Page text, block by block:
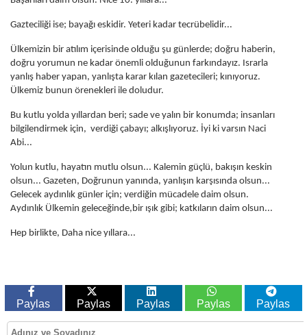
Gazteciliği ise; bayağı eskidir. Yeteri kadar tecrübelidir...
Ülkemizin bir atılım içerisinde olduğu şu günlerde; doğru haberin,
doğru yorumun ne kadar önemli olduğunun farkındayız. Israrla
yanlış haber yapan, yanlışta karar kılan gazetecileri; kınıyoruz.
Ülkemiz bunun örenekleri ile doludur.
Bu kutlu yolda yıllardan beri; sade ve yalın bir konumda; insanları
bilgilendirmek için, verdiği çabayı; alkışlıyoruz. İyi ki varsın Naci
Abi...
Yolun kutlu, hayatın mutlu olsun... Kalemin güçlü, bakışın keskin
olsun... Gazeten, Doğrunun yanında, yanlışın karşısında olsun...
Gelecek aydınlık günler için; verdiğin mücadele daim olsun.
Aydınlık Ülkemin geleceğinde,bir ışık gibi; katkıların daim olsun...
Hep birlikte, Daha nice yıllara...
Paylas Paylas Paylas Paylas Paylas